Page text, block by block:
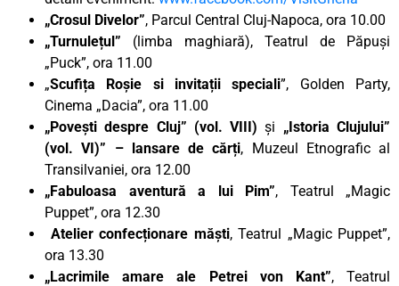
„Crosul Divelor”, Parcul Central Cluj-Napoca, ora 10.00
„Turnulețul” (limba maghiară), Teatrul de Păpuși
„Puck”, ora 11.00
„Scufița Roșie si invitații speciali”, Golden Party,
Cinema „Dacia”, ora 11.00
„Povești despre Cluj” (vol. VIII) și „Istoria Clujului”
(vol. VI)”
– lansare de cărți, Muzeul Etnografic al
Transilvaniei, ora 12.00
„Fabuloasa aventură a lui Pim”, Teatrul „Magic
Puppet”, ora 12.30
Atelier confecționare măști, Teatrul „Magic Puppet”,
ora 13.30
„Lacrimile amare ale Petrei von Kant”, Teatrul